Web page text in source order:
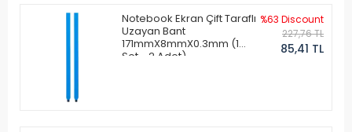
Notebook Ekran Çift Taraflı
Uzayan Bant
171mmX8mmX0.3mm (1
Set - 2 Adet)
%63 Discount
227,76 TL
85,41 TL